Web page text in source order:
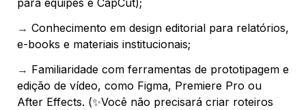
→ Conhecimento em design editorial para relatórios,
e-books e materiais institucionais;
→ Familiaridade com ferramentas de prototipagem e
edição de vídeo, como Figma, Premiere Pro ou
After Effects. (✨Você não precisará criar roteiros